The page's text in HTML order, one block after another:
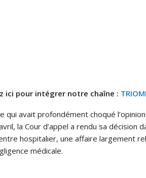
ici pour intégrer notre chaîne :
qui avait profondément choqué
la Cour d’appel a rendu sa décision
hospitalier, une affaire largement
médicale.